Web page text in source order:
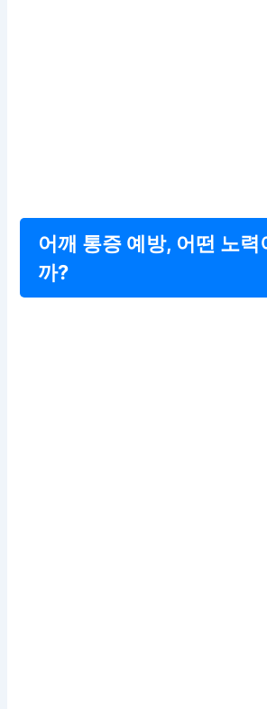
어깨 통증 예방, 어떤 노력
까?